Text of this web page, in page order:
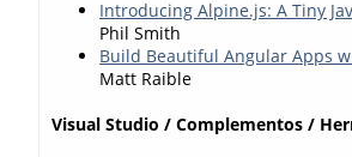
Introducing Alpine.js: A Tiny
Phil Smith
Build Beautiful Angular Apps
Matt Raible
Visual Studio / Complementos /